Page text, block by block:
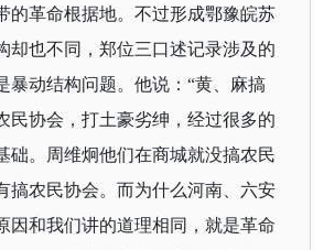
的革命根据地。不过形成鄂豫皖苏
却也不同，郑位三口述记录涉及的
暴动结构问题。他说：“黄、麻搞
民协会，打土豪劣绅，经过很多的
础。周维炯他们在商城就没搞农民
搞农民协会。而为什么河南、六安
因和我们讲的道理相同，就是革命